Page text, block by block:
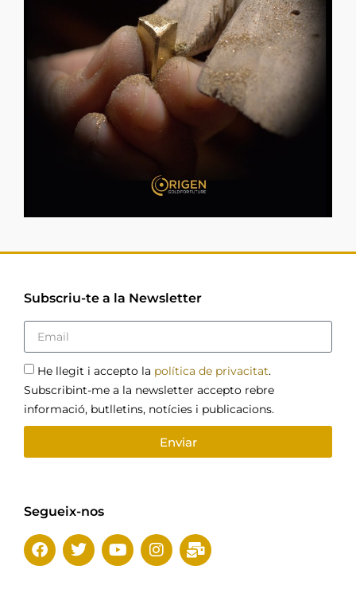
Subscriu-te a la Newsletter
He llegit i accepto la política de privacitat.
Subscribint-me a la newsletter accepto rebre
informació, butlletins, notícies i publicacions.
Enviar
Segueix-nos